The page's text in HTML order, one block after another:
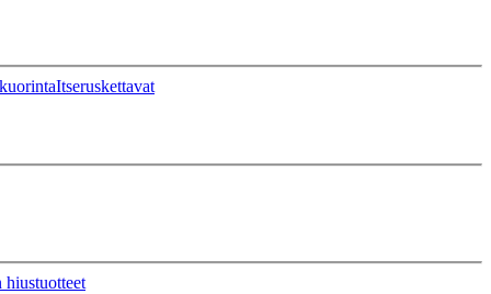
Itseruskettavat
hiustuotteet